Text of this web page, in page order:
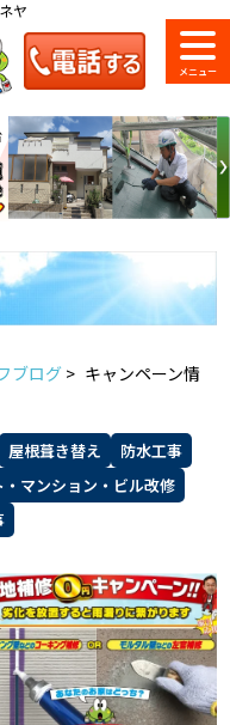
ヤ
ショールーム
のご紹介
実績
の声
ッフブログ
リフォームについて
りの施工実績
ブログ > キャンペーン情
屋根葺き替え
防水工事
・マンション・ビル改修